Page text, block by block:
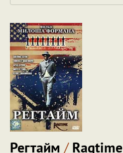
Регтайм /Ragtime